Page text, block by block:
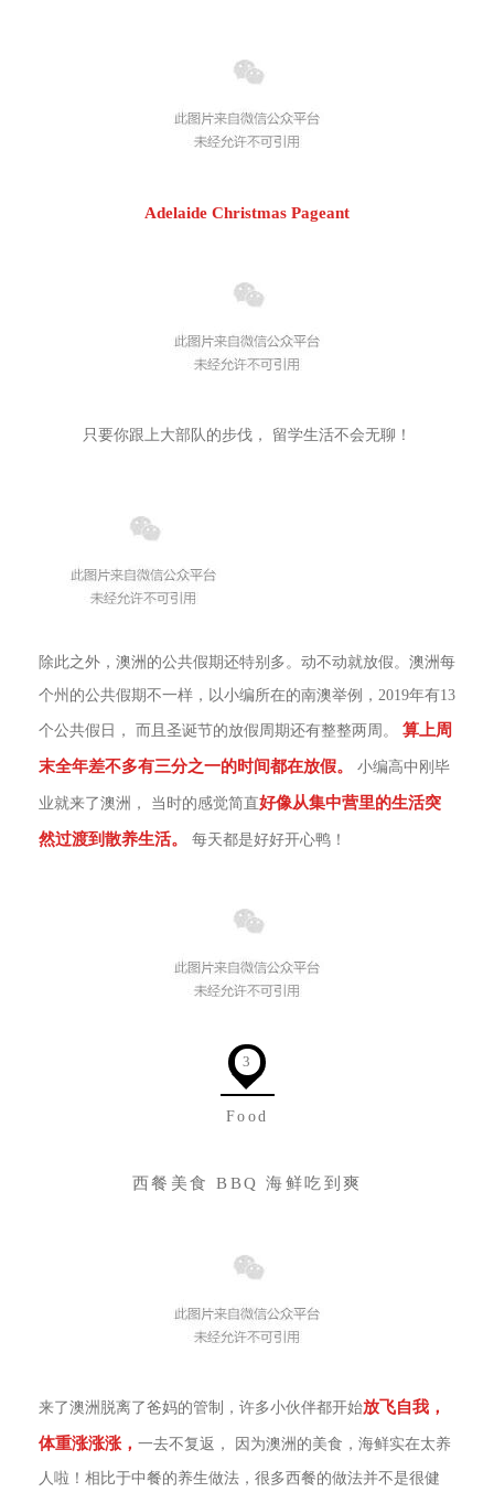
Adelaide Christmas Pageant
只要你跟上大部队的步伐， 留学生活不会无聊！
除此之外，澳洲的公共假期还特别多。动不动就放假。澳洲每
个州的公共假期不一样，以小编所在的南澳举例，2019年有13
个公共假日， 而且圣诞节的放假周期还有整整两周。 算上周
末全年差不多有三分之一的时间都在放假。 小编高中刚毕
业就来了澳洲， 当时的感觉简直好像从集中营里的生活突
然过渡到散养生活。 每天都是好好开心鸭！
3
Food
西餐美食 BBQ 海鲜吃到爽
来了澳洲脱离了爸妈的管制，许多小伙伴都开始放飞自我，
体重涨涨涨， 一去不复返， 因为澳洲的美食，海鲜实在太养
人啦！相比于中餐的养生做法，很多西餐的做法并不是很健